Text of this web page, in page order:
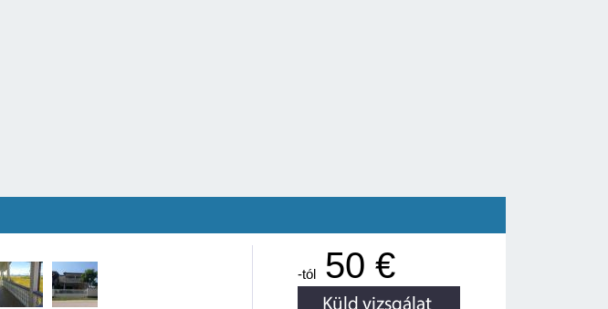
-tól 50 €